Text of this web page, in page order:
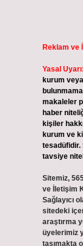
Reklam ve
Yasal Uyarı:
kurum
makaleler
haber
kişiler
kurum ve
tesadüfidir.
tavsiye
Sitemiz,
ve İletişim
Sağlayıcı
sitedeki
araştırma
üyelerimiz
taşımakta